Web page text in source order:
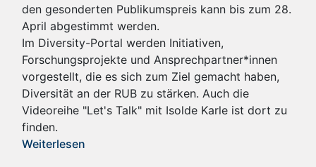
den gesonderten Publikumspreis kann bis zum 28.
April abgestimmt werden.
Im Diversity-Portal werden Initiativen,
Forschungsprojekte und Ansprechpartner*innen
vorgestellt, die es sich zum Ziel gemacht haben,
Diversität an der RUB zu stärken. Auch die
Videoreihe "Let's Talk" mit Isolde Karle ist dort zu
finden.
Weiterlesen